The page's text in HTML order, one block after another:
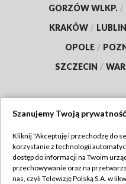
GORZÓW WLKP. /
KRAKÓW / LUBLIN
OPOLE /
SZCZECIN /
Abonament TVP
Szanujemy Twoją prywatność
Kliknij "Akceptuję i przechodzę do
korzystanie z technologii
dostęp do informacji na Twoim
przechowywanie oraz na
nas, czyli Telewizję Polską S.A. w